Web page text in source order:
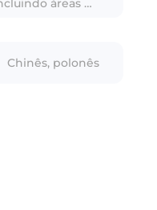
áreas de
Chinês, polonês